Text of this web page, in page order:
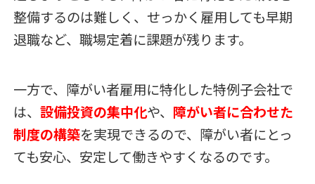
整備するのは難しく、せっかく雇用しても早期
退職など、職場定着に課題が残ります。
一方で、障がい者雇用に特化した特例子会社で
は、設備投資の集中化や、
障がい者に合わせた
制度の構築を実現できるので、障がい者にとっ
ても安心、安定して働きやすくなるのです。